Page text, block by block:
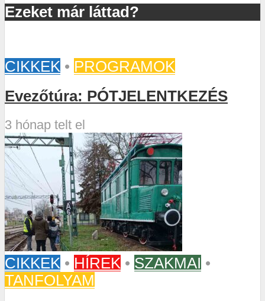
Ezeket már láttad?
CIKKEK • PROGRAMOK
Evezőtúra: PÓTJELENTKEZÉS
3 hónap telt el
CIKKEK • HÍREK • SZAKMAI •
TANFOLYAM